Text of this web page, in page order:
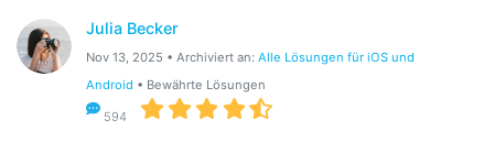
Suchen
Julia Becker
Nov 13, 2025 • Archiviert an: Alle Lösungen für iOS und
Android • Bewährte Lösungen
594